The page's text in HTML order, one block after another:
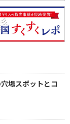
場スポットとコ